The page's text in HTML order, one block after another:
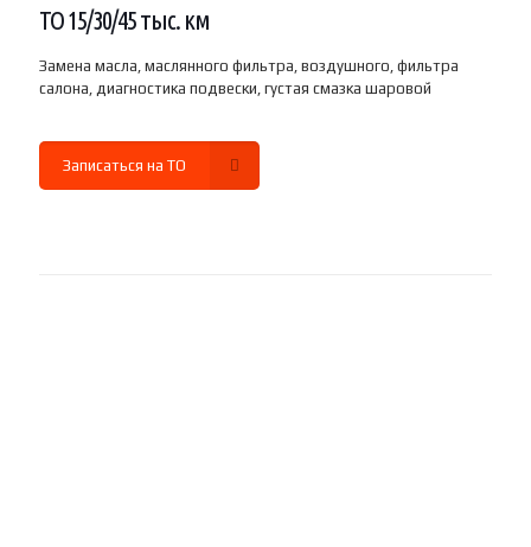
ТО 15/30/45 тыс. км
Замена масла, маслянного фильтра, воздушного, фильтра
салона, диагностика подвески, густая смазка шаровой
Записаться на ТО